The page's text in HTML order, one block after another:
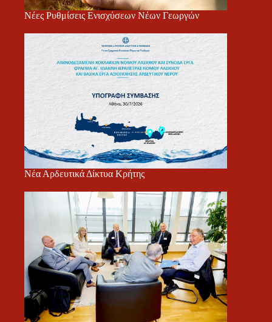
Νέες Ρυθμίσεις Ενισχύσεων Νέων Γεωργών
Νέα Αρδευτικά Δίκτυα Κρήτης